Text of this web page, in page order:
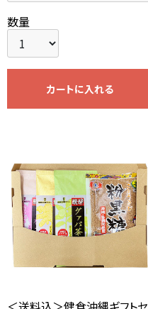
数量
カートに入れる